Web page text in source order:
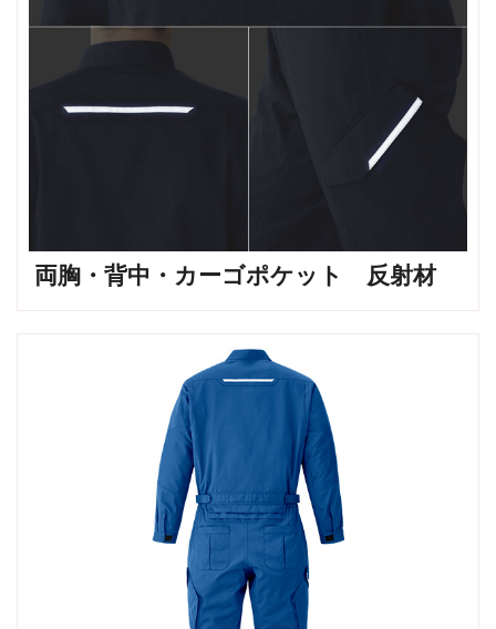
両胸・背中・カーゴポケット 反射材